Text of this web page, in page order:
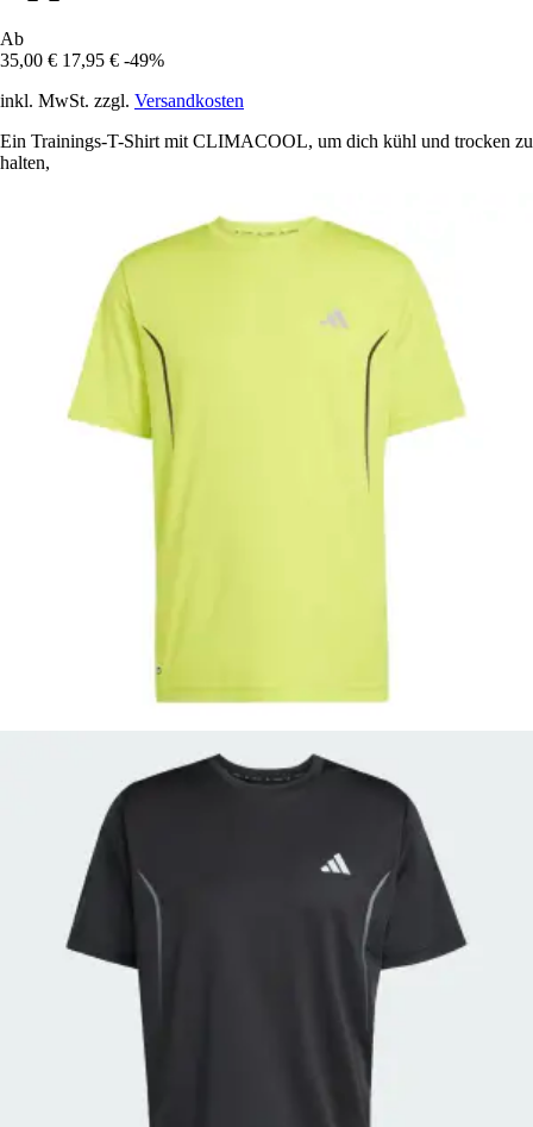
Ab
35,00 € 17,95 € -49%
inkl. MwSt. zzgl. Versandkosten
Ein Trainings-T-Shirt mit CLIMACOOL, um dich kühl und trocken zu
halten,